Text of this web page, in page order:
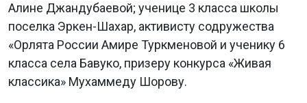
Алине Джандубаевой; ученице 3 класса школы
поселка Эркен-Шахар, активисту содружества
«Орлята России Амире Туркменовой и ученику 6
класса села Бавуко, призеру конкурса «Живая
классика» Мухаммеду Шорову.